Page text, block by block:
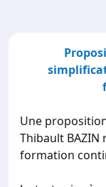
Une
Thibault BAZIN
formation